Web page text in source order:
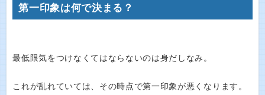
第一印象は何で決まる？
最低限気をつけなくてはならないのは身だしなみ。
これが乱れていては、その時点で第一印象が悪くなります。